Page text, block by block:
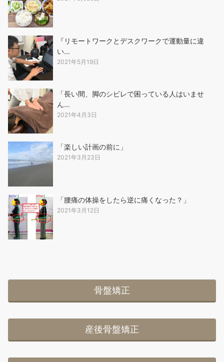
『リモートワークとデスクワークで運動量に違
い…
2021年5月19日
「長い間、脚のシビレで困っている人はいませ
ん…
2021年4月3日
「楽しい計画の前に」
2021年3月23日
「腰痛の体操をしたら逆に痛くなった？」
2021年3月12日
骨盤矯正
産後骨盤矯正